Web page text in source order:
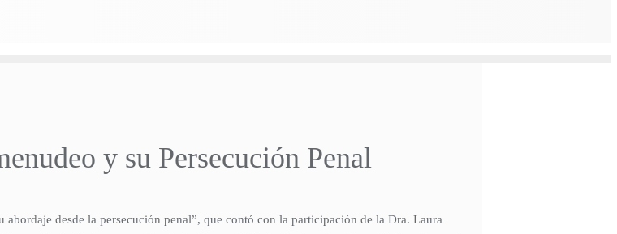
y su Persecución Penal
desde la persecución penal”, que contó con la participación de la Dra. Laura